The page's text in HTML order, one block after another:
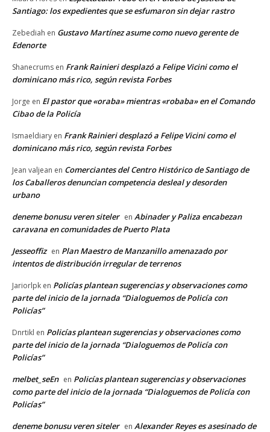
Santiago: los expedientes que se esfumaron sin dejar rastro
Zebediah en Gustavo Martínez asume como nuevo gerente de
Edenorte
Shanecrums en Frank Rainieri desplazó a Felipe Vicini como el
dominicano más rico, según revista Forbes
Jorge en El pastor que «oraba» mientras «robaba» en el Comando
Cibao de la Policía
Ismaeldiary en Frank Rainieri desplazó a Felipe Vicini como el
dominicano más rico, según revista Forbes
Jean valjean en Comerciantes del Centro Histórico de Santiago de
los Caballeros denuncian competencia desleal y desorden
urbano
deneme bonusu veren siteler en Abinader y Paliza encabezan
caravana en comunidades de Puerto Plata
Jesseoffiz en Plan Maestro de Manzanillo amenazado por
intentos de distribución irregular de terrenos
Jariorlpk en Policías plantean sugerencias y observaciones como
parte del inicio de la jornada “Dialoguemos de Policía con
Policías”
Dnrtikl en Policías plantean sugerencias y observaciones como
parte del inicio de la jornada “Dialoguemos de Policía con
Policías”
melbet_seEn en Policías plantean sugerencias y observaciones
como parte del inicio de la jornada “Dialoguemos de Policía con
Policías”
deneme bonusu veren siteler en Alexander Reyes es asesinado de